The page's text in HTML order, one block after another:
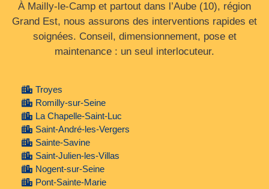
À Mailly-le-Camp et partout dans l’Aube (10), région
Grand Est, nous assurons des interventions rapides et
soignées. Conseil, dimensionnement, pose et
maintenance : un seul interlocuteur.
Troyes
Romilly-sur-Seine
La Chapelle-Saint-Luc
Saint-André-les-Vergers
Sainte-Savine
Saint-Julien-les-Villas
Nogent-sur-Seine
Pont-Sainte-Marie